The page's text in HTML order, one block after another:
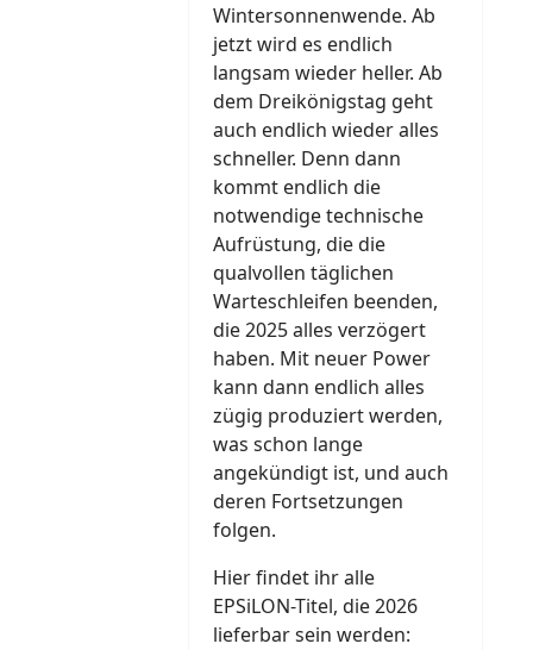
Wintersonnenwende. Ab
jetzt wird es endlich
langsam wieder heller. Ab
dem Dreikönigstag geht
auch endlich wieder alles
schneller. Denn dann
kommt endlich die
notwendige technische
Aufrüstung, die die
qualvollen täglichen
Warteschleifen beenden,
die 2025 alles verzögert
haben. Mit neuer Power
kann dann endlich alles
zügig produziert werden,
was schon lange
angekündigt ist, und auch
deren Fortsetzungen
folgen.
Hier findet ihr alle
EPSiLON-Titel, die 2026
lieferbar sein werden: